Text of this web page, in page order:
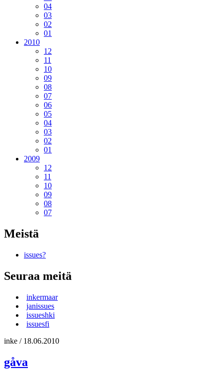
04
03
02
01
2010
12
11
10
09
08
07
06
05
04
03
02
01
2009
12
11
10
09
08
07
Meistä
issues?
Seuraa meitä
inkermaar
janissues
issueshki
issuesfi
inke / 18.06.2010
gåva